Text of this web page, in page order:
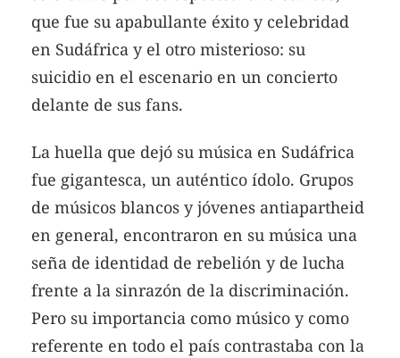
que fue su apabullante éxito y celebridad
en Sudáfrica y el otro misterioso: su
suicidio en el escenario en un concierto
delante de sus fans.
La huella que dejó su música en Sudáfrica
fue gigantesca, un auténtico ídolo. Grupos
de músicos blancos y jóvenes antiapartheid
en general, encontraron en su música una
seña de identidad de rebelión y de lucha
frente a la sinrazón de la discriminación.
Pero su importancia como músico y como
referente en todo el país contrastaba con la